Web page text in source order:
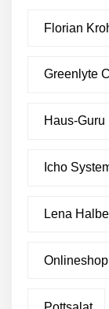
Florian
Greenlyte
Haus-Guru
Icho
Lena
Onlineshop